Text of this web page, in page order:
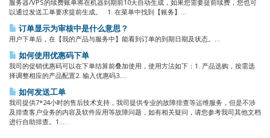
服务器/VPS的续费账单将在机器到期前10天自动生成，如果您需要提前续费，您也可
以通过发送工单要求提前生成。 1. 在菜单中找到【账务】...
订单显示为审核中是什么意思？
用户下单后，在【我的产品与服务中】能看到订单的到期日期及状态。...
如何使用优惠码下单
我司的促销优惠码可以在下单结算前叠加使用，使用方法如下：1. 产品选购，按需选
择调整相应的产品配置2. 输入优惠码3....
如何发送工单
我司提供7*24小时的售后技术支持，我司提供专业的故障排查等运维服务，但是不涉
及排查客户业务的内容及软件应用等故障问题，如有相关疑问，请您参考我司其他文档
进行自助排查。1....